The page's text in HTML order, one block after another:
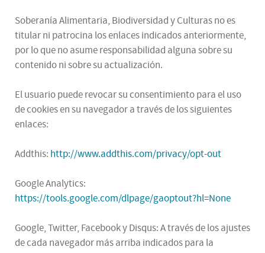
Soberanía Alimentaria, Biodiversidad y Culturas no es
titular ni patrocina los enlaces indicados anteriormente,
por lo que no asume responsabilidad alguna sobre su
contenido ni sobre su actualización.
El usuario puede revocar su consentimiento para el uso
de cookies en su navegador a través de los siguientes
enlaces:
Addthis: http://www.addthis.com/privacy/opt-out
Google Analytics:
https://tools.google.com/dlpage/gaoptout?hl=None
Google, Twitter, Facebook y Disqus: A través de los ajustes
de cada navegador más arriba indicados para la